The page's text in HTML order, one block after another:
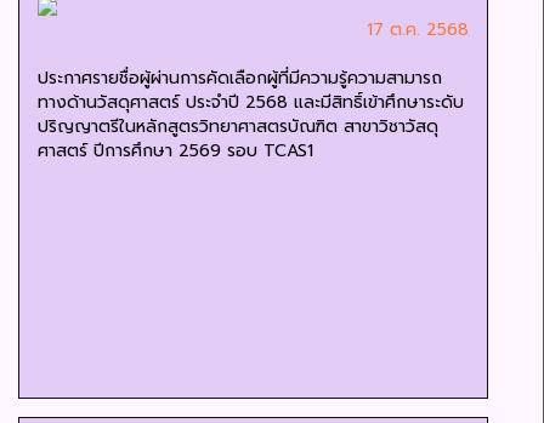
17 ต.ค. 2568
ประกาศรายชื่อผู้ผ่านการคัดเลือกผู้ที่มีความรู้ความสามารถ
ทางด้านวัสดุศาสตร์ ประจำปี 2568 และมีสิทธิ์เข้าศึกษาระดับ
ปริญญาตรีในหลักสูตรวิทยาศาสตรบัณฑิต สาขาวิชาวัสดุ
ศาสตร์ ปีการศึกษา 2569 รอบ TCAS1